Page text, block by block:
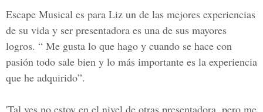
Escape Musical es para Liz un de las mejores experiencias
de su vida y ser presentadora es una de sus mayores
logros. “ Me gusta lo que hago y cuando se hace con
pasión todo sale bien y lo más importante es la experiencia
que he adquirido”.
'Tal ves no estoy en el nivel de otras presentadora, pero me